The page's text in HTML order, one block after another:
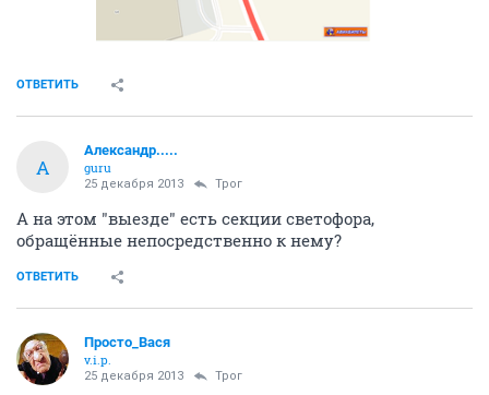
ОТВЕТИТЬ
А
Александр.....
guru
25 декабря 2013 Трог
А на этом "выезде" есть секции светофора,
обращённые непосредственно к нему?
ОТВЕТИТЬ
Просто_Вася
v.i.p.
25 декабря 2013 Трог